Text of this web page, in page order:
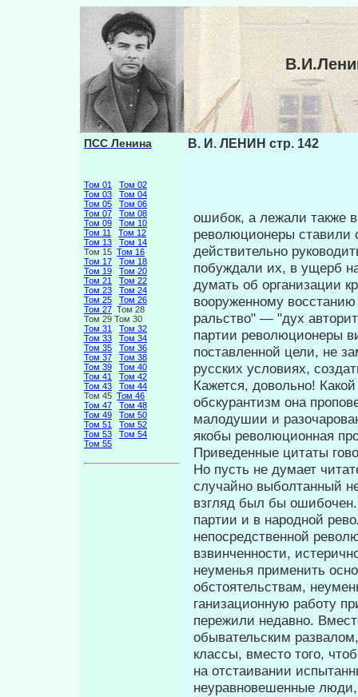
ПСС Ленина
Том 01
Том 02
Том 03
Том 04
Том 05
Том 06
Том 07
Том 08
Том 09
Том 10
Том 11
Том 12
Том 13
Том 14
Том 15 Том 16
Том 17
Том 18
Том 19
Том 20
Том 21
Том 22
Том 23
Том 24
Том 25
Том 26
Том 27 Том 28
Том 29 Том 30
Том 31
Том 32
Том 33
Том 34
Том 35
Том 36
Том 37
Том 38
Том 39
Том 40
Том 41
Том 42
Том 43
Том 44
Том 45 Том 46
Том 47
Том 48
Том 49
Том 50
Том 51
Том 52
Том 53
Том 54
Том 55
В. И. ЛЕНИН стр. 142
ошибок, а лежали также
революционеры ставили
действительно
побуждали их, в ущерб
думать об организации
вооруженному
ральство" — "дух
партии революционеры
поставленной цели, не
русских условиях,
Кажется, довольно!
об­скурантизм она
малодушии и
якобы революционная
Приведенные цитаты
Но пусть не думает
случайно выболтанный
взгляд был бы ошибо­чен.
партии и в народной
непосредственной
взвинченности,
неуменья применить
обстоятельствам,
ганизационную работу
пережили не­давно.
обывательским
классы, вместо того,
на отстаивании
неуравновешенные